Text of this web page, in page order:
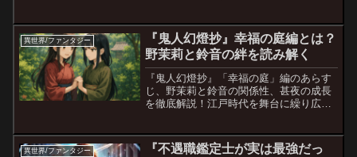
に熱狂的なファンを持っています。今...
異世界/ファンタジー
『鬼人幻燈抄』幸福の庭編とは？
野茉莉と鈴音の絆を読み解く
『鬼人幻燈抄』「幸福の庭」編のあらす
じ、野茉莉と鈴音の関係性、甚夜の成長
を徹底解説！江戸時代を舞台に繰り広げ
しく紹介します。
異世界/ファンタジー
『不遇職鑑定士が実は最強だっ